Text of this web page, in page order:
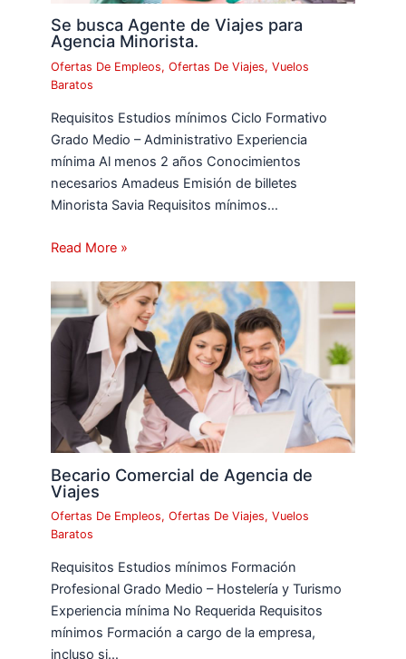
Se busca Agente de Viajes para
Agencia Minorista.
Ofertas De Empleos,Ofertas De Viajes,Vuelos
Baratos
Requisitos Estudios mínimos Ciclo Formativo
Grado Medio – Administrativo Experiencia
mínima Al menos 2 años Conocimientos
necesarios Amadeus Emisión de billetes
Minorista Savia Requisitos mínimos…
Read More »
Becario Comercial de Agencia de
Viajes
Ofertas De Empleos,Ofertas De Viajes,Vuelos
Baratos
Requisitos Estudios mínimos Formación
Profesional Grado Medio – Hostelería y Turismo
Experiencia mínima No Requerida Requisitos
mínimos Formación a cargo de la empresa,
incluso si…